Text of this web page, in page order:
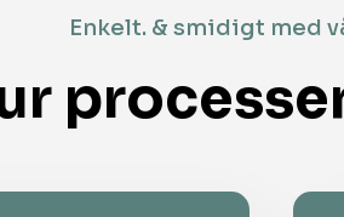
Enkelt. & smidigt med